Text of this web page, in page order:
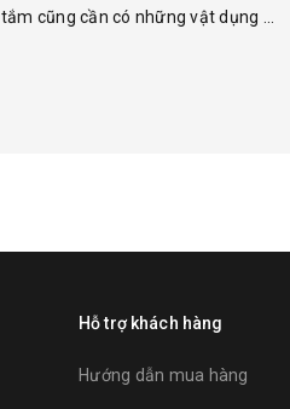
cũng cần có những vật dụng ...
Hỗ trợ khách hàng
Hướng dẫn mua hàng